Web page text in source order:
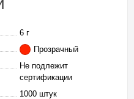
6 г
Прозрачный
Не подлежит
сертификации
1000 штук